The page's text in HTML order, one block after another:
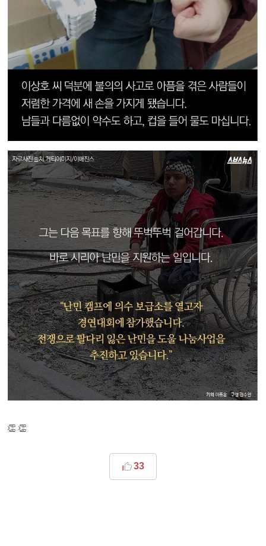
👏 👏
33